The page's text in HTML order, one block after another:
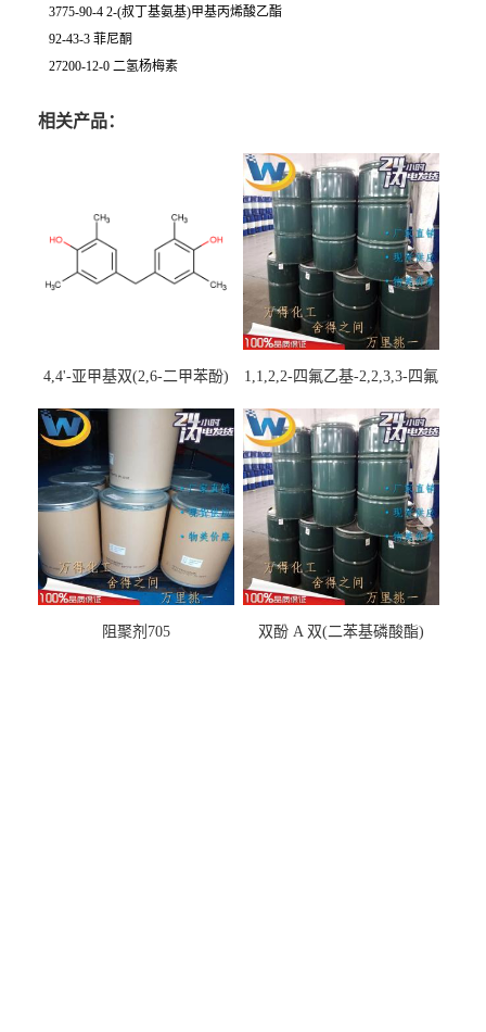
3775-90-4 2-(叔丁基氨基)甲基丙烯酸乙酯
92-43-3 菲尼酮
27200-12-0 二氢杨梅素
相关产品：
4,4'-亚甲基双(2,6-二甲苯酚)
1,1,2,2-四氟乙基-2,2,3,3-四氟
阻聚剂705 双酚 A 双(二苯基磷酸酯)